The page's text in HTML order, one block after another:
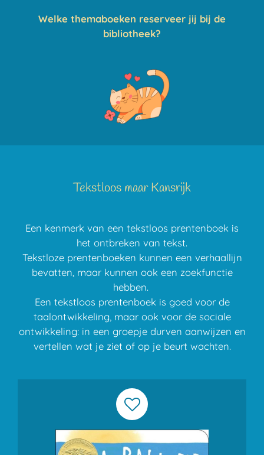
Welke themaboeken reserveer jij bij de
bibliotheek?
Tekstloos maar Kansrijk
Een kenmerk van een tekstloos prentenboek is
het ontbreken van tekst.
Tekstloze prentenboeken kunnen een verhaallijn
bevatten, maar kunnen ook een zoekfunctie
hebben.
Een tekstloos prentenboek is goed voor de
taalontwikkeling, maar ook voor de sociale
ontwikkeling: in een groepje durven aanwijzen en
vertellen wat je ziet of op je beurt wachten.